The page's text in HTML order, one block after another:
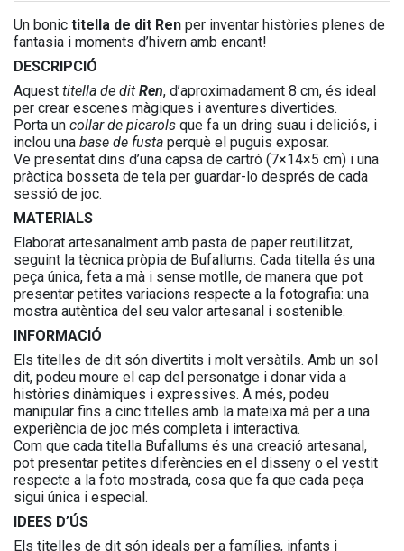
Un bonic titella de dit Ren per inventar històries plenes de
fantasia i moments d’hivern amb encant!
DESCRIPCIÓ
Aquest titella de dit Ren, d’aproximadament 8 cm, és ideal
per crear escenes màgiques i aventures divertides.
Porta un collar de picarols que fa un dring suau i deliciós, i
inclou una base de fusta perquè el puguis exposar.
Ve presentat dins d’una capsa de cartró (7×14×5 cm) i una
pràctica bosseta de tela per guardar-lo després de cada
sessió de joc.
MATERIALS
Elaborat artesanalment amb pasta de paper reutilitzat,
seguint la tècnica pròpia de Bufallums. Cada titella és una
peça única, feta a mà i sense motlle, de manera que pot
presentar petites variacions respecte a la fotografia: una
mostra autèntica del seu valor artesanal i sostenible.
INFORMACIÓ
Els titelles de dit són divertits i molt versàtils. Amb un sol
dit, podeu moure el cap del personatge i donar vida a
històries dinàmiques i expressives. A més, podeu
manipular fins a cinc titelles amb la mateixa mà per a una
experiència de joc més completa i interactiva.
Com que cada titella Bufallums és una creació artesanal,
pot presentar petites diferències en el disseny o el vestit
respecte a la foto mostrada, cosa que fa que cada peça
sigui única i especial.
IDEES D’ÚS
Els titelles de dit són ideals per a famílies, infants i